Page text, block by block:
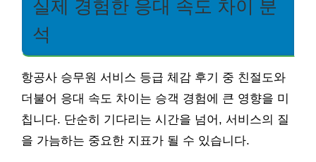
실제 경험한 응대 속도 차이 분
석
항공사 승무원 서비스 등급 체감 후기 중 친절도와
더불어 응대 속도 차이는 승객 경험에 큰 영향을 미
칩니다. 단순히 기다리는 시간을 넘어, 서비스의 질
을 가늠하는 중요한 지표가 될 수 있습니다.